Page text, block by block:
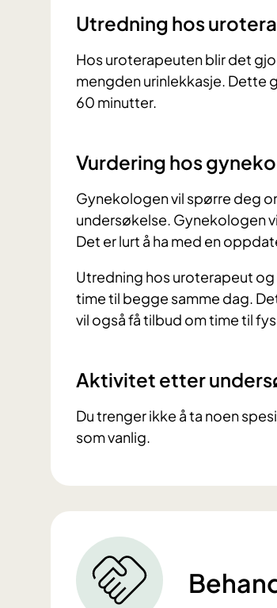
Utredning hos
Hos uroterapeuten blir det
mengden urinlekkasje. Dette
60 minutter.
Vurdering hos
Gynekologen vil spørre deg
undersøkelse. Gynekologen
Det er lurt å ha med en
Utredning hos uroterapeut
time til begge samme dag.
vil også få tilbud om time til
Aktivitet etter
Du trenger ikke å ta noen
som vanlig.